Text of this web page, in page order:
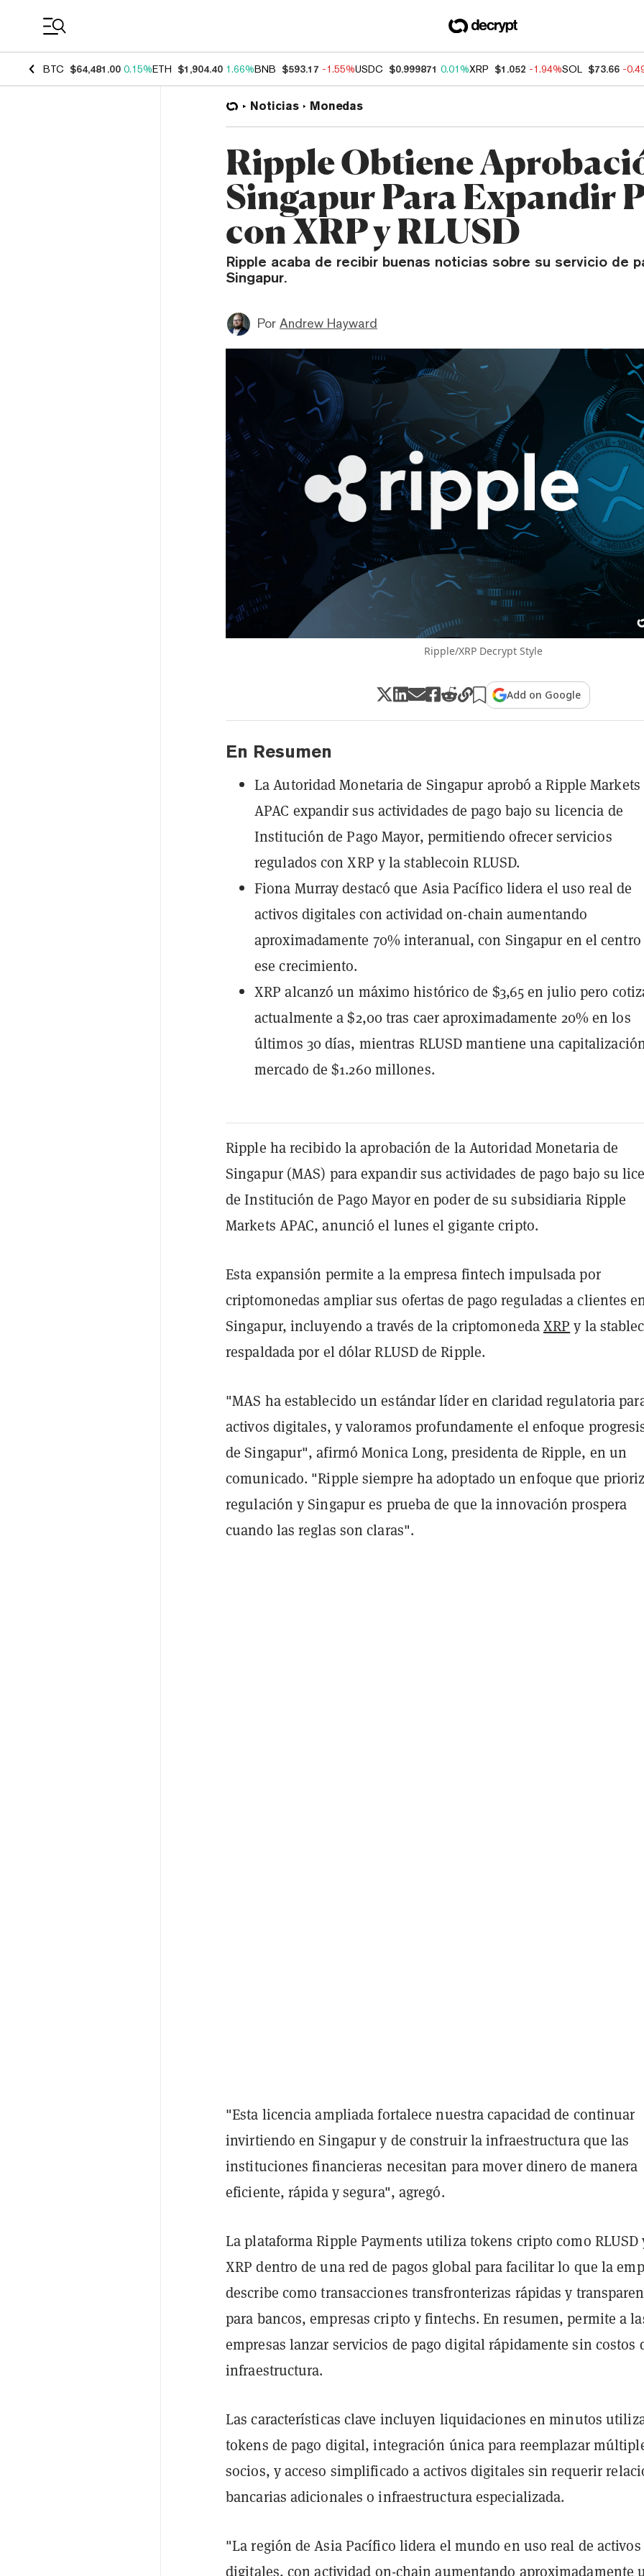
BTC $64,481.00 0.15%ETH $1,904.40 1.66%BNB $593.17 -1.55%USDC $0.999871 0.01%XRP $1.052 -1.94%SOL $73.66 -
Noticias Monedas
Ripple Obtiene
Singapur Para Expandir
con XRP y RLUSD
Ripple acaba de recibir buenas noticias sobre su servicio de
Singapur.
Por Andrew Hayward
Ripple/XRP Decrypt Style
Add on Google
En Resumen
La Autoridad Monetaria de Singapur aprobó a Ripple Markets
APAC expandir sus actividades de pago bajo su licencia de
Institución de Pago Mayor, permitiendo ofrecer servicios
regulados con XRP y la stablecoin RLUSD.
Fiona Murray destacó que Asia Pacífico lidera el uso real de
activos digitales con actividad on-chain aumentando
aproximadamente 70% interanual, con Singapur en el centro
ese crecimiento.
XRP alcanzó un máximo histórico de $3,65 en julio pero
actualmente a $2,00 tras caer aproximadamente 20% en los
últimos 30 días, mientras RLUSD mantiene una
mercado de $1.260 millones.
Ripple ha recibido la aprobación de la Autoridad Monetaria de
Singapur (MAS) para expandir sus actividades de pago bajo su
de Institución de Pago Mayor en poder de su subsidiaria Ripple
Markets APAC, anunció el lunes el gigante cripto.
Esta expansión permite a la empresa fintech impulsada por
criptomonedas ampliar sus ofertas de pago reguladas a clientes
Singapur, incluyendo a través de la criptomonedaXRP y la
respaldada por el dólar RLUSD de Ripple.
"MAS ha establecido un estándar líder en claridad regulatoria
activos digitales, y valoramos profundamente el enfoque
de Singapur", afirmó Monica Long, presidenta de Ripple, en un
comunicado. "Ripple siempre ha adoptado un enfoque que
regulación y Singapur es prueba de que la innovación prospera
cuando las reglas son claras".
"Esta licencia ampliada fortalece nuestra capacidad de continuar
invirtiendo en Singapur y de construir la infraestructura que las
instituciones financieras necesitan para mover dinero de manera
eficiente, rápida y segura", agregó.
La plataforma Ripple Payments utiliza tokens cripto como RLUSD
XRP dentro de una red de pagos global para facilitar lo que la
describe como transacciones transfronterizas rápidas y
para bancos, empresas cripto y fintechs. En resumen, permite a
empresas lanzar servicios de pago digital rápidamente sin costos
infraestructura.
Las características clave incluyen liquidaciones en minutos
tokens de pago digital, integración única para reemplazar
socios, y acceso simplificado a activos digitales sin requerir
bancarias adicionales o infraestructura especializada.
"La región de Asia Pacífico lidera el mundo en uso real de activos
digitales, con actividad on-chain aumentando aproximadamente